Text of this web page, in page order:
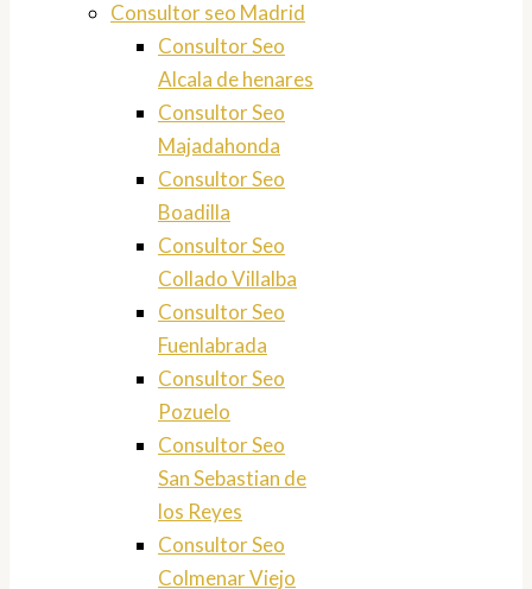
Consultor seo Madrid
Consultor Seo
Alcala de henares
Consultor Seo
Majadahonda
Consultor Seo
Boadilla
Consultor Seo
Collado Villalba
Consultor Seo
Fuenlabrada
Consultor Seo
Pozuelo
Consultor Seo
San Sebastian de
los Reyes
Consultor Seo
Colmenar Viejo